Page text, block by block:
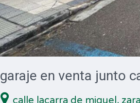
garaje en venta junto
calle lacarra de miguel,